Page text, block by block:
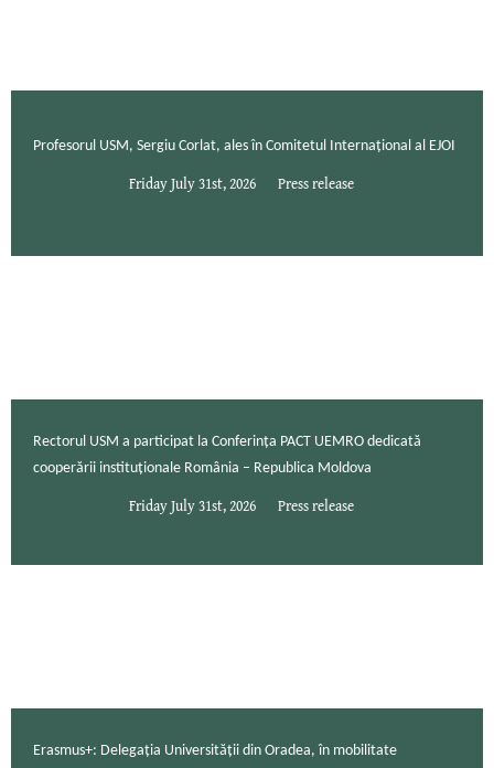
Profesorul USM, Sergiu Corlat, ales în Comitetul Internațional al EJOI
Friday July 31st, 2026 Press release
Rectorul USM a participat la Conferința PACT UEMRO dedicată
cooperării instituționale România – Republica Moldova
Friday July 31st, 2026 Press release
Erasmus+: Delegația Universității din Oradea, în mobilitate